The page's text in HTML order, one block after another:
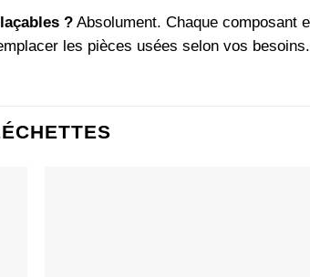
? Absolument. Chaque composant
les pièces usées selon vos besoins.